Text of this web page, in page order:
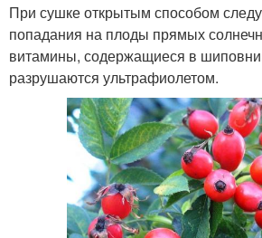
При сушке открытым способом
попадания на плоды прямых
витамины, содержащиеся в
разрушаются ультрафиолетом.